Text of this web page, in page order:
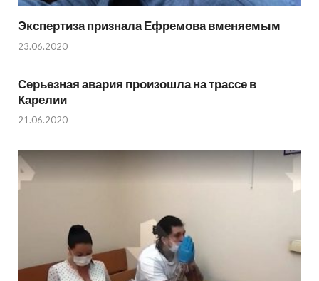
Экспертиза признала Ефремова вменяемым
23.06.2020
Серьезная авария произошла на трассе в
Карелии
21.06.2020